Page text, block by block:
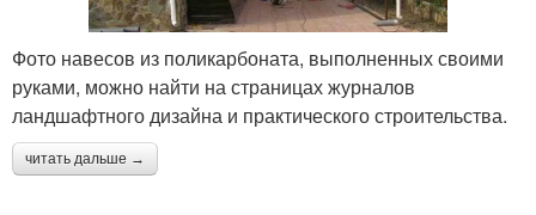
Навесы на крыльцо Односкатные навесы
Фото навесов из поликарбоната, выполненных своими
руками, можно найти на страницах журналов
ландшафтного дизайна и практического строительства.
читать дальше →